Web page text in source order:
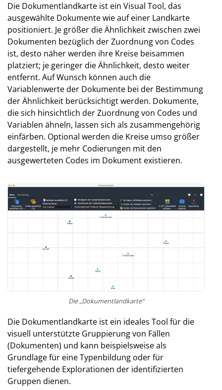
Die Dokumentlandkarte ist ein Visual Tool, das
ausgewählte Dokumente wie auf einer Landkarte
positioniert. Je größer die Ähnlichkeit zwischen zwei
Dokumenten bezüglich der Zuordnung von Codes
ist, desto näher werden ihre Kreise beisammen
platziert; je geringer die Ähnlichkeit, desto weiter
entfernt. Auf Wunsch können auch die
Variablenwerte der Dokumente bei der Bestimmung
der Ähnlichkeit berücksichtigt werden. Dokumente,
die sich hinsichtlich der Zuordnung von Codes und
Variablen ähneln, lassen sich als zusammengehörig
einfärben. Optional werden die Kreise umso größer
dargestellt, je mehr Codierungen mit den
ausgewerteten Codes im Dokument existieren.
Die „Dokumentlandkarte“
Die Dokumentlandkarte ist ein ideales Tool für die
visuell unterstützte Gruppierung von Fällen
(Dokumenten) und kann beispielsweise als
Grundlage für eine Typenbildung oder für
tiefergehende Explorationen der identifizierten
Gruppen dienen.